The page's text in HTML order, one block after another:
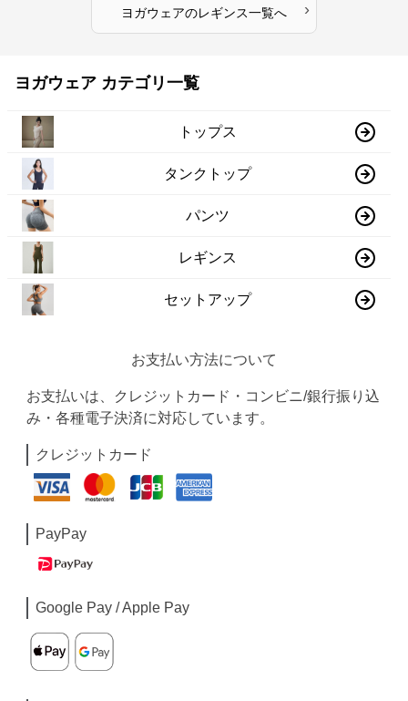
ヨガウェアのレギンス一覧へ ›
ヨガウェア カテゴリ一覧
トップス
タンクトップ
パンツ
レギンス
セットアップ
お支払い方法について
お支払いは、クレジットカード・コンビニ/銀行振り込
み・各種電子決済に対応しています。
クレジットカード
PayPay
Google Pay / Apple Pay